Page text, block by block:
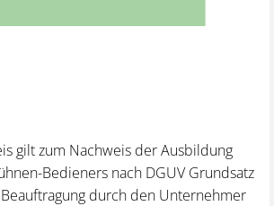
gilt zum Nachweis der Ausbildung
Bedieners nach DGUV Grundsatz
durch den Unternehmer